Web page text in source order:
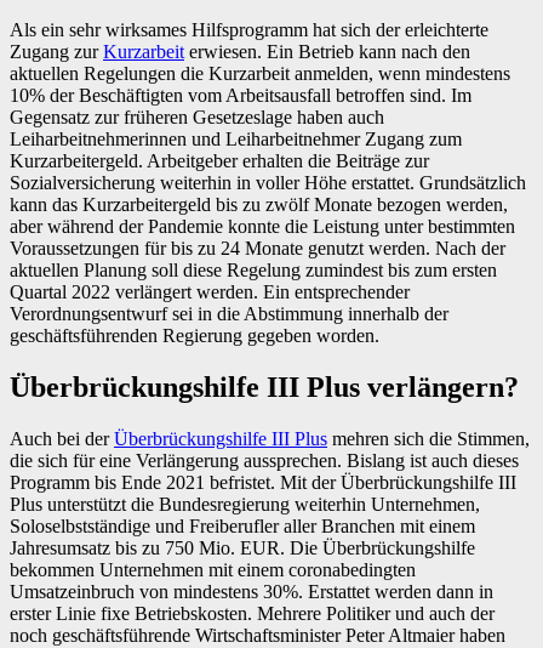
Als ein sehr wirksames Hilfsprogramm hat sich der erleichterte
Zugang zurKurzarbeit erwiesen. Ein Betrieb kann nach den
aktuellen Regelungen die Kurzarbeit anmelden, wenn mindestens
10% der Beschäftigten vom Arbeitsausfall betroffen sind. Im
Gegensatz zur früheren Gesetzeslage haben auch
Leiharbeitnehmerinnen und Leiharbeitnehmer Zugang zum
Kurzarbeitergeld. Arbeitgeber erhalten die Beiträge zur
Sozialversicherung weiterhin in voller Höhe erstattet. Grundsätzlich
kann das Kurzarbeitergeld bis zu zwölf Monate bezogen werden,
aber während der Pandemie konnte die Leistung unter bestimmten
Voraussetzungen für bis zu 24 Monate genutzt werden. Nach der
aktuellen Planung soll diese Regelung zumindest bis zum ersten
Quartal 2022 verlängert werden. Ein entsprechender
Verordnungsentwurf sei in die Abstimmung innerhalb der
geschäftsführenden Regierung gegeben worden.
Überbrückungshilfe III Plus verlängern?
Auch bei derÜberbrückungshilfe III Plus mehren sich die Stimmen,
die sich für eine Verlängerung aussprechen. Bislang ist auch dieses
Programm bis Ende 2021 befristet. Mit der Überbrückungshilfe III
Plus unterstützt die Bundesregierung weiterhin Unternehmen,
Soloselbstständige und Freiberufler aller Branchen mit einem
Jahresumsatz bis zu 750 Mio. EUR. Die Überbrückungshilfe
bekommen Unternehmen mit einem coronabedingten
Umsatzeinbruch von mindestens 30%. Erstattet werden dann in
erster Linie fixe Betriebskosten. Mehrere Politiker und auch der
noch geschäftsführende Wirtschaftsminister Peter Altmaier haben